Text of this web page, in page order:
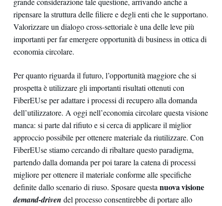
ripensare la struttura delle filiere e degli enti che le supportano.
Valorizzare un dialogo cross-settoriale è una delle leve più
importanti per far emergere opportunità di business in ottica di
economia circolare.
Per quanto riguarda il futuro, l’opportunità maggiore che si
prospetta è utilizzare gli importanti risultati ottenuti con
FiberEUse per adattare i processi di recupero alla domanda
dell’utilizzatore. A oggi nell’economia circolare questa visione
manca: si parte dal rifiuto e si cerca di applicare il miglior
approccio possibile per ottenere materiale da riutilizzare. Con
FiberEUse stiamo cercando di ribaltare questo paradigma,
partendo dalla domanda per poi tarare la catena di processi
migliore per ottenere il materiale conforme alle specifiche
definite dallo scenario di riuso. Sposare questa nuova visione
demand-driven del processo consentirebbe di portare allo